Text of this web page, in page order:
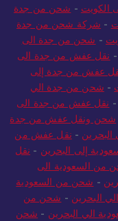
- شحن من جدة
- شركة شحن من جدة
- شحن من جدة الى
- نقل عفش من جدة الى
عفش من جدة إلى
- شحن من جدة الي
- نقل عفش من جدة الى
شحن ونقل عفش من جدة
- نقل عفش من
إلى البحرين - نقل
من السعودية الى
- شحن من السعودية
البحرين - شحن من
الي البحرين - شحن